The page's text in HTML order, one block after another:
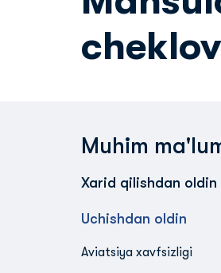
Muhim
Xarid qilishdan oldin
Uchishdan oldin
Aviatsiya xavfsizligi